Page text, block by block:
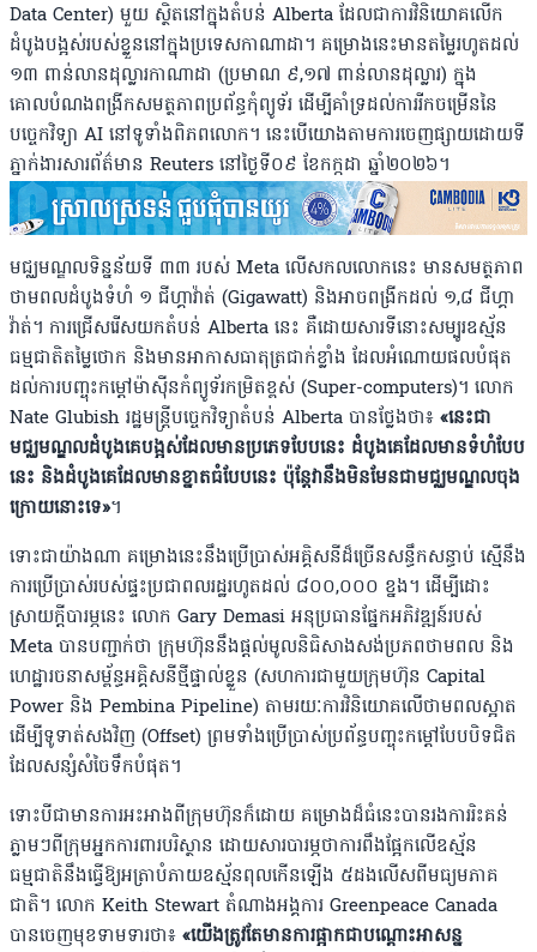
Data Center) មួយ ស្ថិតនៅក្នុងតំបន់ Alberta ដែលជាការវិនិយោគលើក
ដំបូងបង្អស់របស់ខ្លួននៅក្នុងប្រទេសកាណាដា។ គម្រោងនេះមានតម្លៃរហូតដល់
១៣ ពាន់លានដុល្លារកាណាដា (ប្រមាណ ៩,១៧ ពាន់លានដុល្លារ) ក្នុង
គោលបំណងពង្រីកសមត្ថភាពប្រព័ន្ធកុំព្យូទ័រ ដើម្បីគាំទ្រដល់ការរីកចម្រើននៃ
បច្ចេកវិទ្យា AI នៅទូទាំងពិភពលោក។ នេះបើយោងតាមការចេញផ្សាយដោយទី
ភ្នាក់ងារសារព័ត៌មាន Reuters នៅថ្ងៃទី០៩ ខែកក្កដា ឆ្នាំ២០២៦។
មជ្ឈមណ្ឌលទិន្នន័យទី ៣៣ របស់ Meta លើសកលលោកនេះ មានសមត្ថភាព
ថាមពលដំបូងទំហំ ១ ជីហ្គាវ៉ាត់ (Gigawatt) និងអាចពង្រីកដល់ ១,៨ ជីហ្គា
វ៉ាត់។ ការជ្រើសរើសយកតំបន់ Alberta នេះ គឺដោយសារទីនោះសម្បូរឧស្ម័ន
ធម្មជាតិតម្លៃថោក និងមានអាកាសធាតុត្រជាក់ខ្លាំង ដែលអំណោយផលបំផុត
ដល់ការបញ្ចុះកម្តៅម៉ាស៊ីនកំព្យូទ័រកម្រិតខ្ពស់ (Super-computers)។ លោក
Nate Glubish រដ្ឋមន្ត្រីបច្ចេកវិទ្យាតំបន់ Alberta បានថ្លែងថា៖ «នេះជា
មជ្ឈមណ្ឌលដំបូងគេបង្អស់ដែលមានប្រភេទបែបនេះ ដំបូងគេដែលមានទំហំបែប
នេះ និងដំបូងគេដែលមានខ្នាតធំបែបនេះ ប៉ុន្តែវានឹងមិនមែនជាមជ្ឈមណ្ឌលចុង
ក្រោយនោះទេ»។
ទោះជាយ៉ាងណា គម្រោងនេះនឹងប្រើប្រាស់អគ្គិសនីដ៏ច្រើនសន្ធឹកសន្ធាប់ ស្មើនឹង
ការប្រើប្រាស់របស់ផ្ទះប្រជាពលរដ្ឋរហូតដល់ ៨០០,០០០ ខ្នង។ ដើម្បីដោះ
ស្រាយក្តីបារម្ភនេះ លោក Gary Demasi អនុប្រធានផ្នែកអភិវឌ្ឍន៍របស់
Meta បានបញ្ជាក់ថា ក្រុមហ៊ុននឹងផ្តល់មូលនិធិសាងសង់ប្រភពថាមពល និង
ហេដ្ឋារចនាសម្ព័ន្ធអគ្គិសនីថ្មីផ្ទាល់ខ្លួន (សហការជាមួយក្រុមហ៊ុន Capital
Power និង Pembina Pipeline) តាមរយៈការវិនិយោគលើថាមពលស្អាត
ដើម្បីទូទាត់សងវិញ (Offset) ព្រមទាំងប្រើប្រាស់ប្រព័ន្ធបញ្ចុះកម្តៅបែបបិទជិត
ដែលសន្សំសំចៃទឹកបំផុត។
ទោះបីជាមានការអះអាងពីក្រុមហ៊ុនក៏ដោយ គម្រោងដ៏ធំនេះបានរងការរិះគន់
ភ្លាមៗពីក្រុមអ្នកការពារបរិស្ថាន ដោយសារបារម្ភថាការពឹងផ្អែកលើឧស្ម័ន
ធម្មជាតិនឹងធ្វើឱ្យអត្រាបំភាយឧស្ម័នពុលកើនឡើង ៥ដងលើសពីមធ្យមភាគ
ជាតិ។ លោក Keith Stewart តំណាងអង្គការ Greenpeace Canada
បានចេញមុខទាមទារថា៖ «យើងត្រូវតែមានការផ្អាកជាបណ្តោះអាសន្ន